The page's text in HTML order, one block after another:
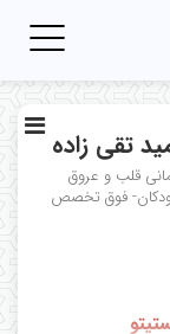
تقی زاده
قلب و عروق
فوق تخصص